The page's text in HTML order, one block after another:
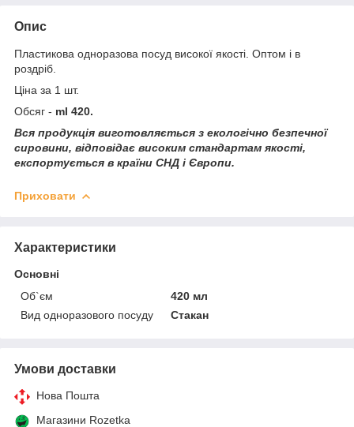
Опис
Пластикова одноразова посуд високої якості. Оптом і в
роздріб.
Ціна за 1 шт.
Обсяг - ml 420.
Вся продукція виготовляється з екологічно безпечної
сировини, відповідає високим стандартам якості,
експортується в країни СНД і Європи.
Приховати
Характеристики
Основні
Об`єм
420 мл
Вид одноразового посуду
Стакан
Умови доставки
Нова Пошта
Магазини Rozetka